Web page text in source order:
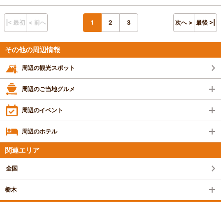
滞在時間：1～2時間
設備の有無：駐車場、トイレ、休憩所
投稿日：2024年10月15日
体験した高評価プラン
●日帰り温泉●県内では珍しい2つの源泉が味わえる！サウ
ナ・水風呂完備♪温泉後は道の駅はがでゆっくりお買い物を
できる(^^♪ファミリーにオススメ！大人（中学生以上） 600円～
※最新のプラン内容はクチコミ投稿時と異なる場合があります。
予約時は必ずプラン詳細をご確認ください。
|< 最初 < 前へ 1 2 3 次へ > 最後 >|
その他の周辺情報
周辺の観光スポット
周辺のご当地グルメ
周辺のイベント
周辺のホテル
関連エリア
全国
栃木